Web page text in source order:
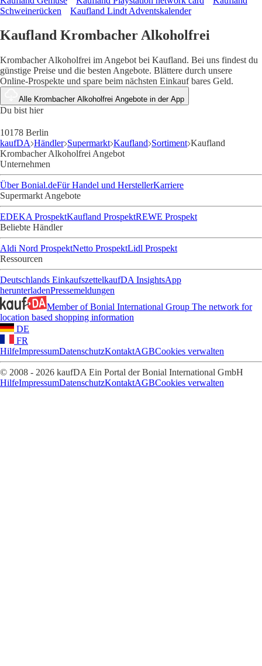
Schweinerücken
Kaufland Lindt Adventskalender
Kaufland Krombacher Alkoholfrei
Krombacher Alkoholfrei im Angebot bei Kaufland. Bei uns findest du
günstige Preise und die besten Angebote. Blättere durch unsere
Online-Prospekte und spare beim nächsten Einkauf bares Geld.
Alle Krombacher Alkoholfrei Angebote in der App
Du bist hier
10178 Berlin
kaufDA Händler Supermarkt Kaufland Sortiment Kaufland
Krombacher Alkoholfrei Angebot
Unternehmen
Über Bonial.deFür Handel und HerstellerKarriere
Supermarkt Angebote
EDEKA ProspektKaufland ProspektREWE Prospekt
Beliebte Händler
Aldi Nord ProspektNetto ProspektLidl Prospekt
Ressourcen
Deutschlands EinkaufszettelkaufDA InsightsApp
herunterladenPressemeldungen
Member of Bonial International Group The network for
location based shopping information
DE
FR
HilfeImpressumDatenschutzKontaktAGBCookies verwalten
© 2008 - 2026 kaufDA Ein Portal der Bonial International GmbH
HilfeImpressumDatenschutzKontaktAGBCookies verwalten